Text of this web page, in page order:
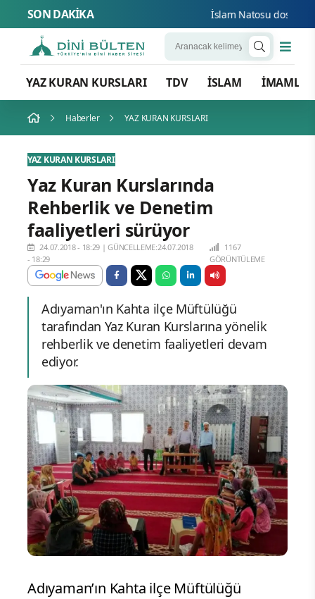
SON DAKİKA İslam Natosu dosta
YAZ KURAN KURSLARI TDV İSLAM İMAMLAR
Haberler YAZ KURAN KURSLARI
YAZ KURAN KURSLARI
Yaz Kuran Kurslarında
Rehberlik ve Denetim
faaliyetleri sürüyor
24.07.2018 - 18:29 |GÜNCELLEME:24.07.2018
- 18:29
1167
GÖRÜNTÜLEME
Adıyaman'ın Kahta ilçe Müftülüğü
tarafından Yaz Kuran Kurslarına yönelik
rehberlik ve denetim faaliyetleri devam
ediyor.
Adıyaman’ın Kahta ilçe Müftülüğü